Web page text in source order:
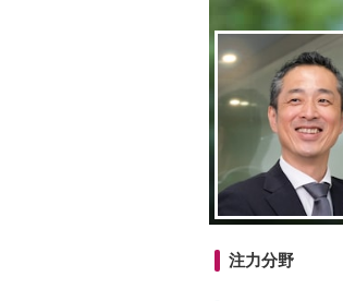
注力分野